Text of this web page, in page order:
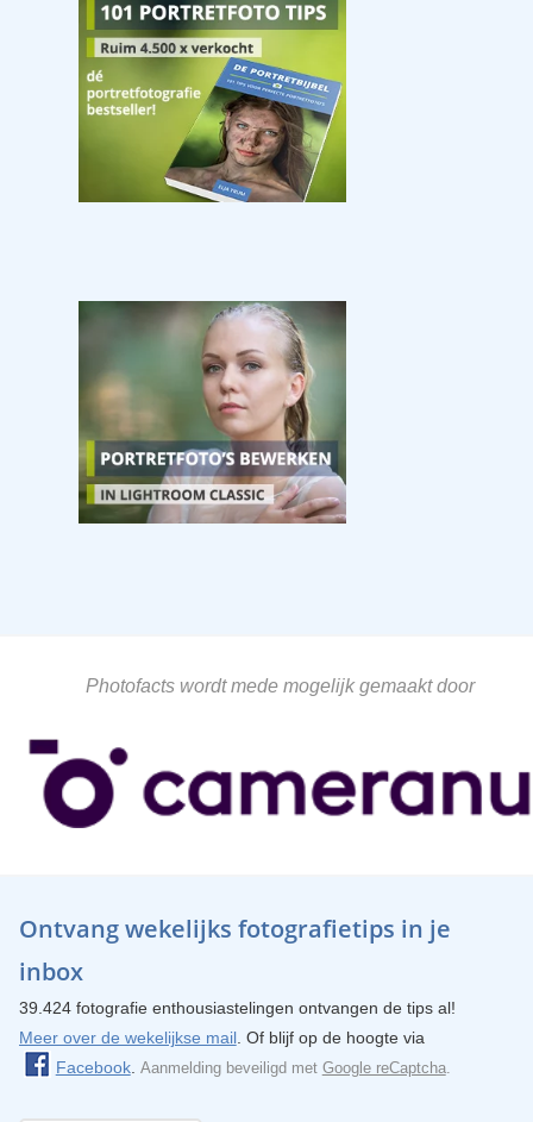
Photofacts wordt mede mogelijk gemaakt door
Ontvang wekelijks fotografietips in je
inbox
39.424 fotografie enthousiastelingen ontvangen de tips al!
Meer over de wekelijkse mail. Of blijf op de hoogte via
Facebook. Aanmelding beveiligd met Google reCaptcha.